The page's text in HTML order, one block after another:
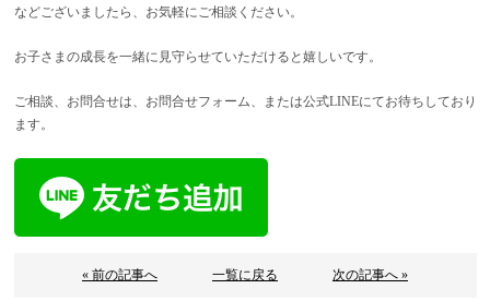
などございましたら、お気軽にご相談ください。
お子さまの成長を一緒に見守らせていただけると嬉しいです。
ご相談、お問合せは、お問合せフォーム、または公式LINEにてお待ちしており
ます。
« 前の記事へ 一覧に戻る 次の記事へ »